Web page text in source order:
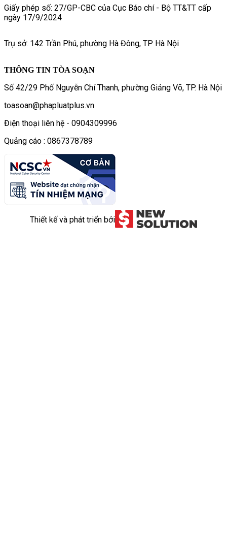
Giấy phép số: 27/GP-CBC của Cục Báo chí - Bộ TT&TT cấp
ngày 17/9/2024
Trụ sở: 142 Trần Phú, phường Hà Đông, TP Hà Nội
THÔNG TIN TÒA SOẠN
Số 42/29 Phố Nguyễn Chí Thanh, phường Giảng Võ, TP. Hà Nội
toasoan@phapluatplus.vn
Điện thoại liên hệ - 0904309996
Quảng cáo : 0867378789
Thiết kế và phát triển bởi